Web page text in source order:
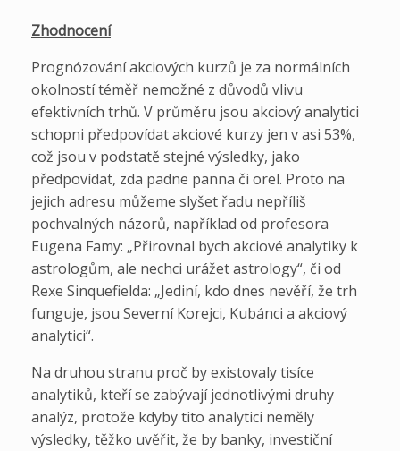
Zhodnocení
Prognózování akciových kurzů je za normálních
okolností téměř nemožné z důvodů vlivu
efektivních trhů. V průměru jsou akciový analytici
schopni předpovídat akciové kurzy jen v asi 53%,
což jsou v podstatě stejné výsledky, jako
předpovídat, zda padne panna či orel. Proto na
jejich adresu můžeme slyšet řadu nepříliš
pochvalných názorů, například od profesora
Eugena Famy: „Přirovnal bych akciové analytiky k
astrologům, ale nechci urážet astrology“, či od
Rexe Sinquefielda: „Jediní, kdo dnes nevěří, že trh
funguje, jsou Severní Korejci, Kubánci a akciový
analytici“.
Na druhou stranu proč by existovaly tisíce
analytiků, kteří se zabývají jednotlivými druhy
analýz, protože kdyby tito analytici neměly
výsledky, těžko uvěřit, že by banky, investiční